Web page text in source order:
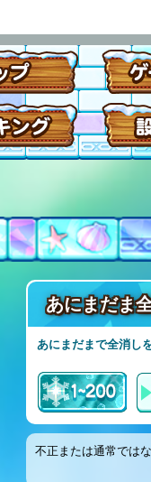
あにまだま
あにまだまで全消し
不正または通常では